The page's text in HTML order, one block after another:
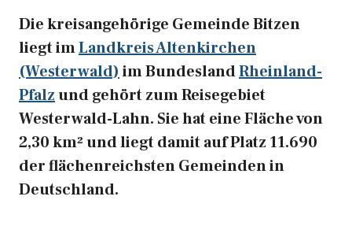
Die kreisangehörige Gemeinde Bitzen
liegt imLandkreis Altenkirchen
(Westerwald) im BundeslandRheinland-
Pfalzund gehört zum Reisegebiet
Westerwald-Lahn. Sie hat eine Fläche von
2,30 km² und liegt damit auf Platz 11.690
der flächenreichsten Gemeinden in
Deutschland.